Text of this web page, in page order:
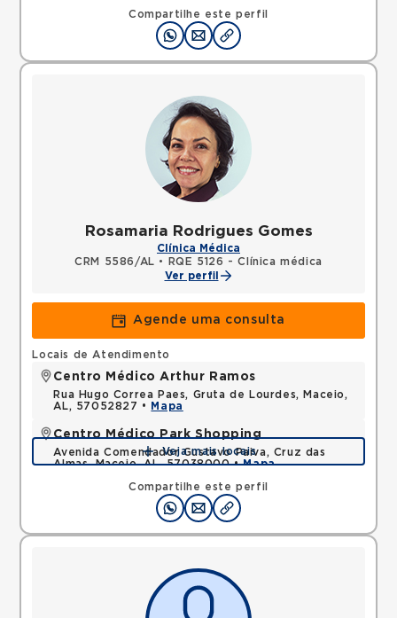
Compartilhe este perfil
Rosamaria Rodrigues Gomes
Clínica Médica
CRM 5586/AL •
RQE 5126 - Clínica médica
Ver perfil
Agende uma consulta
Compartilhe este perfil
Locais de Atendimento
Centro Médico Arthur Ramos
Rua Hugo Correa Paes, Gruta de Lourdes, Maceio,
AL, 57052827 •
Mapa
Centro Médico Park Shopping
Avenida Comendador Gustavo Paiva, Cruz das
Almas, Maceio, AL, 57038000 •Mapa
Veja mais locais